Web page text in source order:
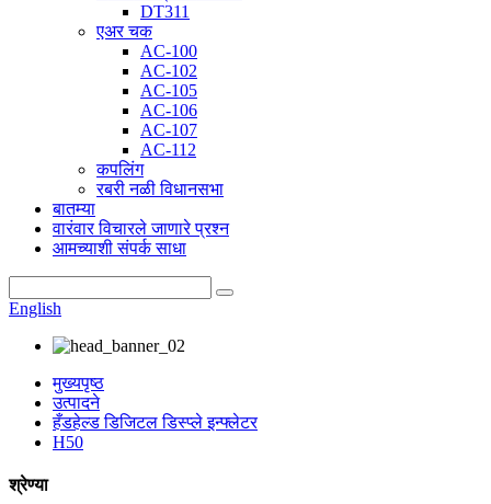
DT311
एअर चक
AC-100
AC-102
AC-105
AC-106
AC-107
AC-112
कपलिंग
रबरी नळी विधानसभा
बातम्या
वारंवार विचारले जाणारे प्रश्न
आमच्याशी संपर्क साधा
English
मुख्यपृष्ठ
उत्पादने
हँडहेल्ड डिजिटल डिस्प्ले इन्फ्लेटर
H50
श्रेण्या